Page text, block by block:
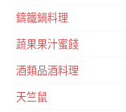
鑄鐵鍋料理
蔬果果汁蜜餞
酒類品酒料理
天竺鼠